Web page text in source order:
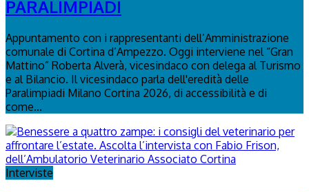
PARALIMPIADI
Appuntamento con i rappresentanti dell’Amministrazione
comunale di Cortina d’Ampezzo. Oggi interviene nel “Gran
Mattino” Roberta Alverà, vicesindaco con delega al Turismo
e al Bilancio. Il vicesindaco parla dell'eredità delle
Paralimpiadi Milano Cortina 2026, di accessibilità e di
come...
Interviste